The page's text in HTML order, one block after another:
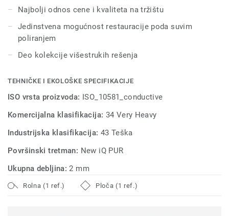
Najbolji odnos cene i kvaliteta na tržištu
Jedinstvena mogućnost restauracije poda suvim
poliranjem
Deo kolekcije višestrukih rešenja
TEHNIČKE I EKOLOŠKE SPECIFIKACIJE
ISO vrsta proizvoda: ISO_10581_conductive
Komercijalna klasifikacija: 34 Very Heavy
Industrijska klasifikacija: 43 Teška
Površinski tretman: New iQ PUR
Ukupna debljina:2 mm
Rolna (1 ref.) Ploča (1 ref.)